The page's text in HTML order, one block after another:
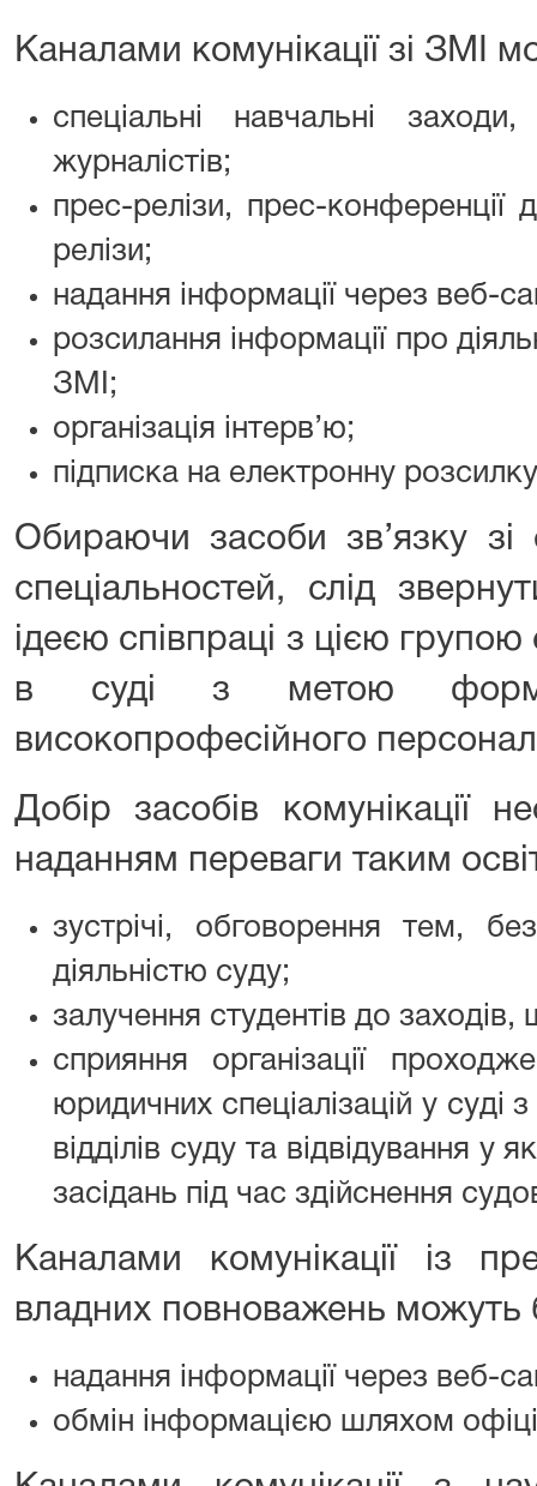
Каналами комунікації зі ЗМІ
спеціальні навчальні
журналістів;
прес-релізи, прес-конференції
релізи;
надання інформації через веб-
розсилання інформації про
ЗМІ;
організація інтерв’ю;
підписка на електронну
Обираючи засоби зв’язку
спеціальностей, слід
ідеєю співпраці з цією
в суді з метою
високопрофесійного
Добір засобів комунікації
наданням переваги таким
зустрічі, обговорення тем,
діяльністю суду;
залучення студентів до
сприяння організації
юридичних спеціалізацій у суді
відділів суду та відвідування у
засідань під час здійснення
Каналами комунікації із
владних повноважень можуть
надання інформації через веб-
обмін інформацією шляхом